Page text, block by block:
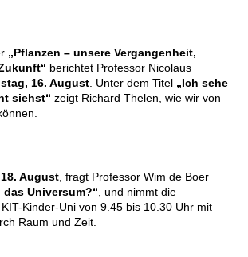
„Pflanzen – unsere Vergangenheit,
berichtet Professor Nicolaus
16. August. Unter dem Titel„Ich sehe
siehst“ zeigt Richard Thelen, wie wir von
August, fragt Professor Wim de Boer
Universum?“, und nimmt die
Kinder-Uni von 9.45 bis 10.30 Uhr mit
Raum und Zeit.